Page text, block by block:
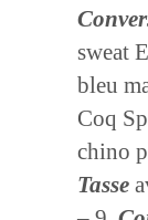
sweat
bleu
Coq
chino
Tasse